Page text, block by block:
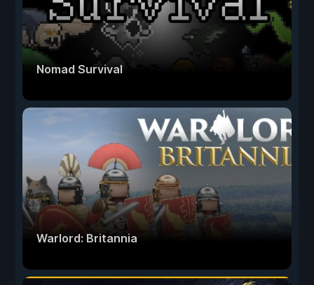
Nomad Survival
Warlord: Britannia